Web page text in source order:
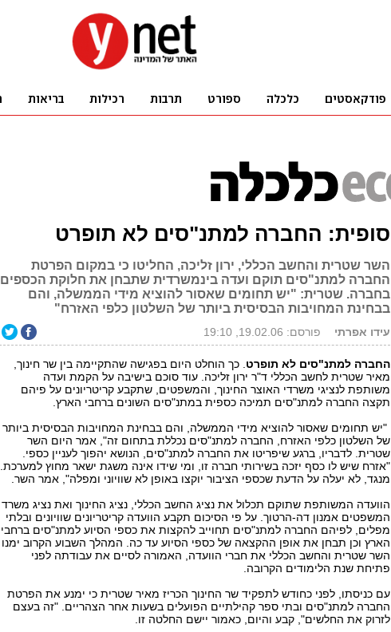
סופית: החברה למתנ"סים לא תופרט
השר שטרית והחשב הכללי, ירון זליכה, החליטו כי במקום הפרטת
החברה למתנ"סים תוקם ועדה בינמשרדית שתבחן את חלוקת הכספים
בחברה. שטרית: "יש תחומים שאסור להוציא מידי הממשלה, והם
בבחינת המחויבות הבסיסית ביותר של השלטון כלפי האזרח"
עידו אפרתי פורסם: 19.02.06, 19:10
החברה למתנ"סים לא תופרט. כך הוחלט היום בפגישה שהתקיימה בין שר חינוך,
מאיר שטרית לחשב הכללי ד"ר ירון זליכה. עוד סוכם בישיבה על הקמת ועדה
משותפת לנציגי משרדי האוצר החינוך, והמשפטים, שתקבע קריטריונים על פיהם
תקצה החברה למתנ"סים תמיכה כספית במתנ"סים השונים ברחבי הארץ.
"יש תחומים שאסור להוציא מידי הממשלה, והם בבחינת המחויבות הבסיסית ביותר
של השלטון כלפי האזרח, החברה למתנ"סים נכללת בתחום זה", אמר היום השר
שטרית. לדבריו, ברגע שיפריטו את החברה למתנ"סים, הנושא יהפוך לעניין כספי.
"אזרח שיש לו כסף יזכה בשירותי חברה זו, ומי שידו אינה משגת ישאר מחוץ למערכת.
מנגד, לא יעלה על הדעת שכספי הציבור יוקצו באופן לא שוויוני ומפלה", אמר השר.
הוועדה המשותפת שתוקם תכלול את נציג החשב הכללי, נציג החינוך ואת נציג משרד
המשפטים אמנון דה-הרטוך. על פי הסיכום תקבע הוועדה קריטריונים שוויונים ובלתי
מפלים, לפיהם החברה למתנ"סים תחוייב להקצות את כספי הסיוע למתנ"סים ברחבי
הארץ וכן תבחן את אופן ההקצאה של כספי הסיוע עד כה. המהלך השבוע הקרוב ימנו
השר שטרית והחשב הכללי את חברי הוועדה, האמורה לסיים את עבודתה לפני
פתיחת שנת הלימודים הקרובה.
עם כניסתו, לפני כחודש לתפקיד שר החינוך הכריז מאיר שטרית כי ימנע את הפרטת
החברה למתנ"סים ובתי ספר קהילתיים הפועלים בשעות אחר הצהריים. "זה בעצם
לזרוק את החלשים", קבע והיום, כאמור יישם החלטה זו.